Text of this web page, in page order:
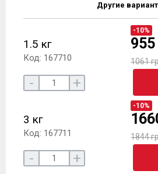
Другие
1.5 кг
Код: 167710
-10%
955
1061
- +
3 кг
Код: 167711
-10%
1844
- +